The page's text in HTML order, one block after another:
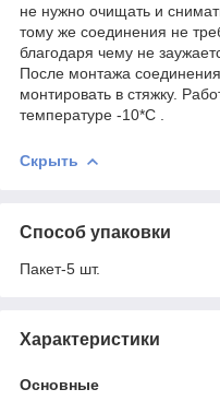
не нужно очищать и
тому же соединения не
благодаря чему не
После монтажа
монтировать в стяжку.
температуре -10*С .
Скрыть
Способ упаковки
Пакет-5 шт.
Характеристики
Основные